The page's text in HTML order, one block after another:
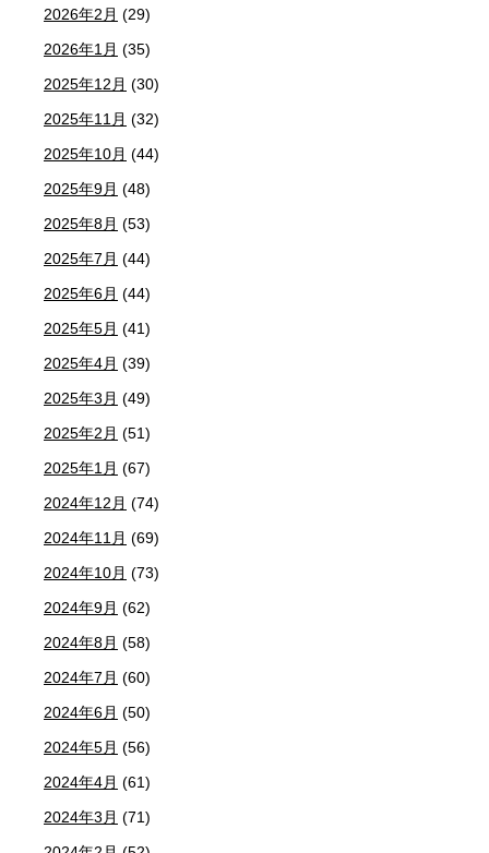
2026年2月 (29)
2026年1月 (35)
2025年12月 (30)
2025年11月 (32)
2025年10月 (44)
2025年9月 (48)
2025年8月 (53)
2025年7月 (44)
2025年6月 (44)
2025年5月 (41)
2025年4月 (39)
2025年3月 (49)
2025年2月 (51)
2025年1月 (67)
2024年12月 (74)
2024年11月 (69)
2024年10月 (73)
2024年9月 (62)
2024年8月 (58)
2024年7月 (60)
2024年6月 (50)
2024年5月 (56)
2024年4月 (61)
2024年3月 (71)